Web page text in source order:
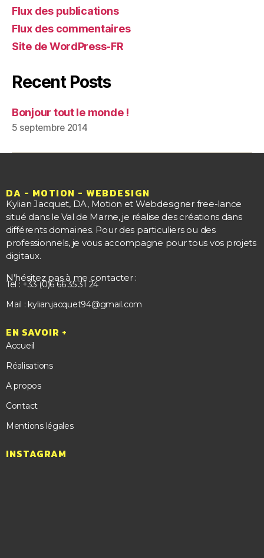
Flux des publications
Flux des commentaires
Site de WordPress-FR
Recent Posts
Bonjour tout le monde !
5 septembre 2014
DA - MOTION - WEBDESIGN
Kylian Jacquet, DA, Motion et Webdesigner free-lance
situé dans le Val de Marne, je réalise des créations dans
différents domaines. Pour des particuliers ou des
professionnels, je vous accompagne pour tous vos projets
digitaux.
N’hésitez pas à me contacter :
Tel : +33 (0)6 66 35 31 24
Mail : kylian.jacquet94@gmail.com
EN SAVOIR +
Accueil
Réalisations
A propos
Contact
Mentions légales
INSTAGRAM